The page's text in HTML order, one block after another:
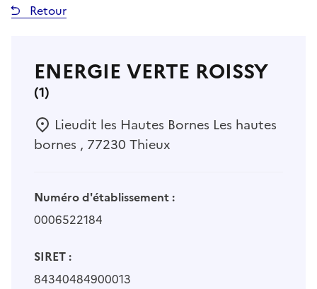
Retour
ENERGIE VERTE ROISSY
(1)
Lieudit les Hautes Bornes Les hautes
bornes , 77230 Thieux
Numéro d'établissement :
0006522184
SIRET :
84340484900013